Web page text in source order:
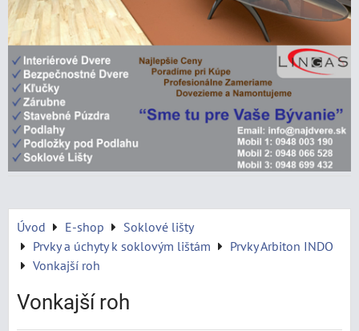
Úvod E-shop
Soklové lišty
Prvky a úchyty k soklovým lištám
Prvky Arbiton INDO
Vonkajší roh
Vonkajší roh